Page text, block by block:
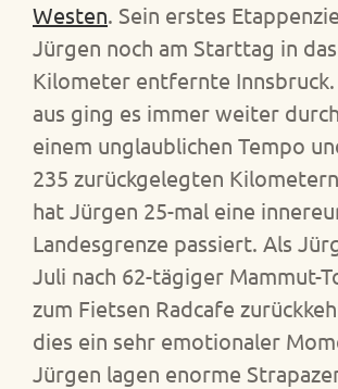
Westen. Sein erstes
Jürgen noch am Starttag in
Kilometer entfernte
aus ging es immer weiter
einem unglaublichen Tempo
235 zurückgelegten
hat Jürgen 25-mal eine
Landesgrenze passiert. Als
Juli nach 62-tägiger Mammut-
zum Fietsen Radcafe
dies ein sehr emotionaler
Jürgen lagen enorme